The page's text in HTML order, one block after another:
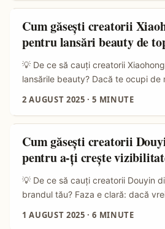
prin live demo-uri poate fi o
este cunoscută pentru
marketing digital, iar consumatorii
YouTube. ...
Cum găsești creatorii
pentru lansări beauty de
💡 De ce să cauți creatorii
lansările beauty? Dacă te ocupi de
interzicerea TikTok-ului în SUA,
migrat către Xiaohongshu —
explodat în popularitate, mai ales
frumusețe. ...
2 AUGUST 2025 ·5 MINUTE
Cum găsești creatorii
pentru a-ți crește
💡 De ce să cauți creatorii Douyin
brandul tău? Faza e clară: dacă
1 AUGUST 2025 ·6 MINUTE